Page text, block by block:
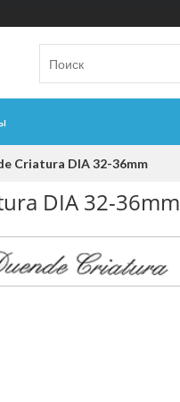
Criatura DIA 32-36mm
DIA 32-36mm